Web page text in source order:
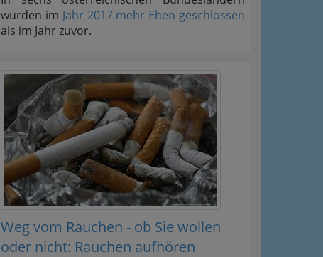
wurden im Jahr 2017 mehr Ehen geschlossen
als im Jahr zuvor.
Weg vom Rauchen - ob Sie wollen
oder nicht: Rauchen aufhören